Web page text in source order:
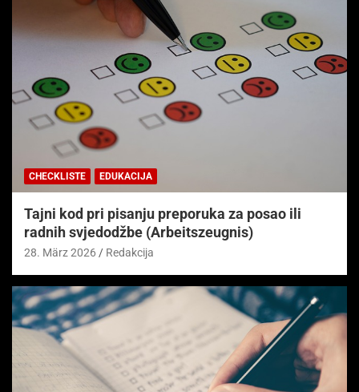
CHECKLISTE EDUKACIJA
Tajni kod pri pisanju preporuka za posao ili
radnih svjedodžbe (Arbeitszeugnis)
28. März 2026 Redakcija